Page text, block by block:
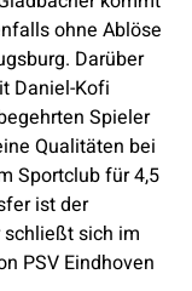
ohne Ablöse
Darüber
Daniel-Kofi
Spieler
Qualitäten bei
Sportclub für 4,5
ist der
schließt sich im
PSV Eindhoven